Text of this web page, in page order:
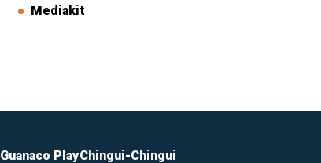
Mediakit
Guanaco PlayChingui-Chingui